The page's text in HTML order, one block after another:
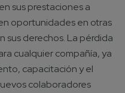
sus prestaciones a
oportunidades en otras
sus derechos. La pérdida
cualquier compañía, ya
capacitación y el
colaboradores